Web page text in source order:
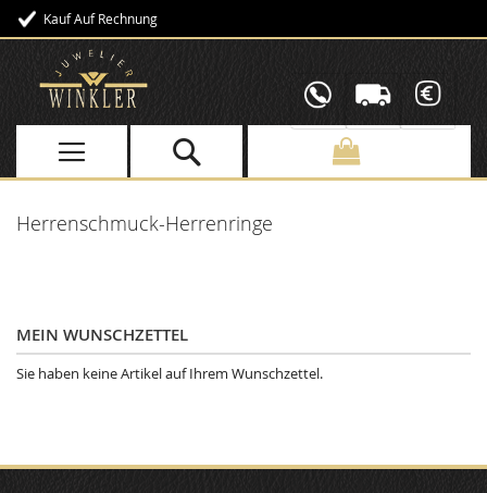
Kauf Auf Rechnung
Direkt
Inhalt
Herrenschmuck-Herrenringe
MEIN WUNSCHZETTEL
Sie haben keine Artikel auf Ihrem Wunschzettel.